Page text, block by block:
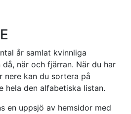
år samlat kvinnliga
när och fjärran. När du har
nere kan du sortera på
hela den alfabetiska listan.
en uppsjö av hemsidor med